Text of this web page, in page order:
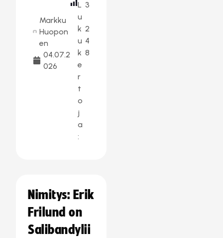
Markku
Huopon
en
04.07.2
026
L
u
k
u
k
e
r
t
o
j
a
:
3
2
4
8
Nimitys: Erik
Frilund on
Salibandylii